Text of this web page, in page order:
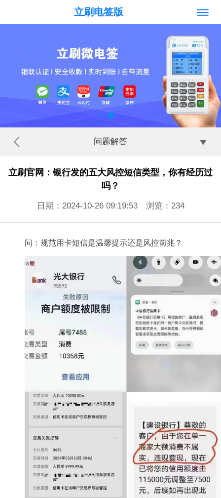
立刷电签版
问题解答
立刷官网：银行发的五大风控短信类型，你有经历过
吗？
日期：2024-10-26 09:19:53 浏览： 234
问：规范用卡短信是温馨提示还是风控前兆？